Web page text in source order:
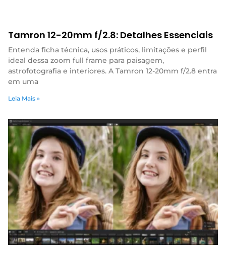
Tamron 12-20mm f/2.8: Detalhes Essenciais
Entenda ficha técnica, usos práticos, limitações e perfil
ideal dessa zoom full frame para paisagem,
astrofotografia e interiores. A Tamron 12-20mm f/2.8 entra
em uma
Leia Mais »